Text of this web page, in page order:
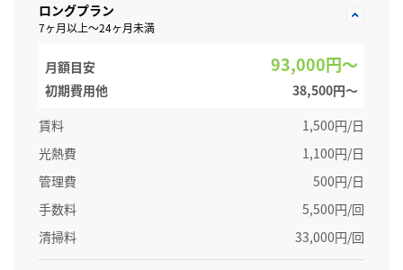
ロングプラン
7ヶ月以上～24ヶ月未満
月額目安 93,000円～
初期費用他
38,500円〜
賃料
1,500円/日
光熱費
1,100円/日
管理費
500円/日
手数料
5,500円/回
清掃料
33,000円/回